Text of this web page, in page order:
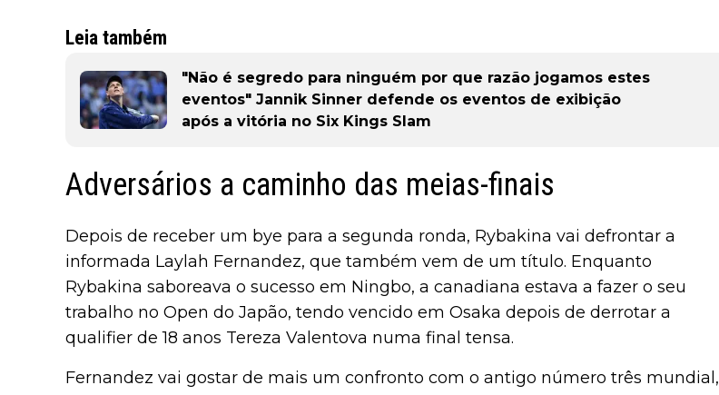
Leia também
"Não é segredo para ninguém por que razão jogamos estes
eventos" Jannik Sinner defende os eventos de exibição
após a vitória no Six Kings Slam
Adversários a caminho das meias-finais
Depois de receber um bye para a segunda ronda, Rybakina vai defrontar a
informada Laylah Fernandez, que também vem de um título. Enquanto
Rybakina saboreava o sucesso em Ningbo, a canadiana estava a fazer o seu
trabalho no Open do Japão, tendo vencido em Osaka depois de derrotar a
qualifier de 18 anos Tereza Valentova numa final tensa.
Fernandez vai gostar de mais um confronto com o antigo número três mundial,